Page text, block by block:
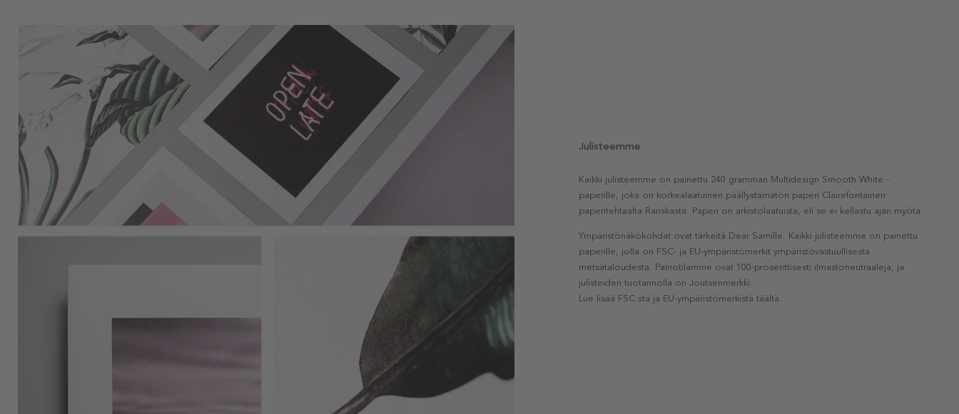
Julisteemme
Kaikki julisteemme on painettu 240 gramman Multidesign Smooth White -
paperille, joka on korkealaatuinen päällystämätön paperi Clairefontainen
paperitehtaalta Ranskasta. Paperi on arkistolaatuista, eli se ei kellastu ajan myötä.
Ympäristönäkökohdat ovat tärkeitä Dear Samille. Kaikki julisteemme on painettu
paperille, jolla on FSC- ja EU-ympäristömerkit ympäristövastuullisesta
metsätaloudesta. Painotilamme ovat 100-prosenttisesti ilmastoneutraaleja, ja
julisteiden tuotannolla on Joutsenmerkki.
Lue lisää FSC:stä ja EU-ympäristömerkistä täältä.